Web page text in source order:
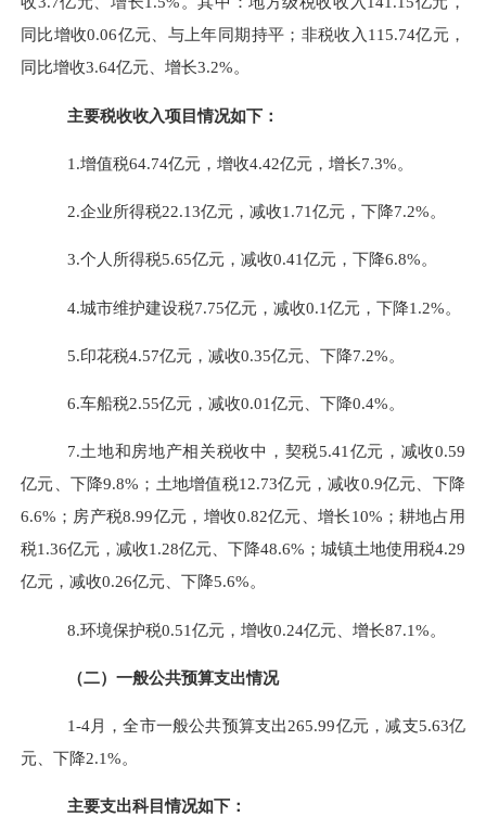
同比增收0.06亿元、与上年同期持平；非税收入 115.74亿元，
同比增收3.64亿元、增长3.2%。
主要税收收入项目情况如下：
1.增值税64.74亿元，增收4.42亿元，增长7.3%。
2.企业所得税22.13亿元，减收1.71亿元，下降7.2%。
3.个人所得税5.65亿元，减收0.41亿元，下降6.8%。
4.城市维护建设税7.75亿元，减收0.1亿元，下降1.2%。
5.印花税4.57亿元， 减收0.35亿元、下降7.2%。
6.车船税2.55亿元，减收0.01亿元、下降0.4%。
7.土地和房地产相关税收中， 契税5.41 亿元，减收0.59
亿元、下降9.8% ； 土地增值税12.73亿元，减收0.9亿元、下降
6.6% ；房产税8.99亿元，增收0.82亿元、增长10% ；耕地占用
税1.36亿元，减收1.28亿元、下降48.6% ；城镇土地使用税4.29
亿元，减收0.26亿元、下降5.6%。
8.环境保护税0.51亿元，增收0.24亿元、增长87.1%。
（二）一般公共预算支出情况
1-4月，全市一般公共预算支出265.99亿元，减支5.63亿
元、下降2.1%。
主要支出科目情况如下：